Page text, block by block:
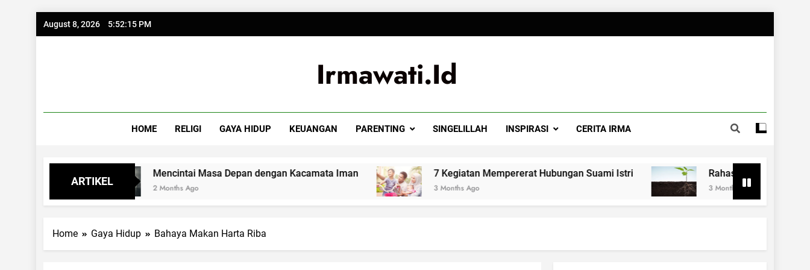
Skip
August 8, 2026 5:52:17 PM
Irmawati.id
HOME RELIGI GAYA HIDUP KEUANGAN PARENTING SINGELILLAH INSPIRASI CERITA IRMA
ARTIKEL
Mencintai Masa Depan dengan Kacamata Iman
2 Months Ago
7 Kegiatan Mempererat Hubungan Suami Istri
3 Months Ago
Rahasia Merawat Pernikahan ala
3 Months Ago
Home Gaya Hidup Bahaya Makan Harta Riba